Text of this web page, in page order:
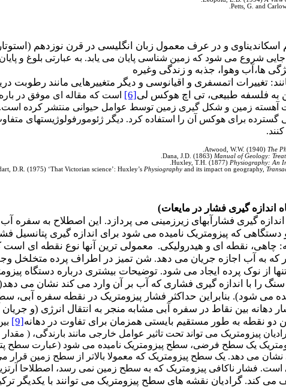
Petts, G. and
اسکاندیناوی و در عرف معمول زبان انگلیسی در قرن نوزدهم
شروع می شود که زمین شناسی پایان می یابد. به عبارتی بلوغ و
به فلسفه طبیعی، تی اچ هوکس لی[6]
آهسته زمین و شکل گیری زمین توسط عوامل حیوانی منتشر کرده است.
گسترده برای هوکس آن را استفاده کرد. دیگر ژئومورفولوژیستهای
Atwood, W.W. (1940) The
Dana, J.D. (1863) Manual of Geology:
Huxley, T.H. (1877) Physiography: An
D.R. (1975) ‘That Victorian science’: Huxley’s Physiography and its impact on geography,
اندازه گیری فشار در مایعات)
اندازه گیری فشارآبهای زیرزمینی می پردازد. این اصطلاح به
که پیزومتریک نامیده می شود برای اندازه گیری پتانسیل
چاهی، نقطه ای و هیدرولیکی. معمولی ترین آنها نوع نقطه ای
به قطر 25-20 میلی متر که به آب اجازه جریان می دهد. شن تمیز در اطراف
از نوک پرده ایجاد می شود. توضیحات بیشتری درباره دستگاه
سنگ را با اندازه گیری فشاری که آب بر آن وارد می کند نشان می
می شود). بنابراین حداکثر فشار پیزومتریک در نقطه سفره آبی،
بین نقاط در سفره آبی مشابه منجر به انتقال انرژی (و جریان
نقطه به طور مستقیم بایستی همزمان برای تفاوت در دهانه[9]
پیزومتریک می تواند تحت تاثیر عوامل خارجی مانند بارندگی، ( مقدار
پیزومتریک یک سطح فرضی، سطح پیزومتریک نامیده می شود (عبارت سطح
نشان می دهد. یک سطح پیزومتریک که معمولا بالاتر از سطح زمین
است. فشار ناکافی پیزومتریک که به سطح زمین نمی رسد، اصطلاحا
می کند. گرادیان نقشه های سطح پیزومتریک می توانند با یکدیگر